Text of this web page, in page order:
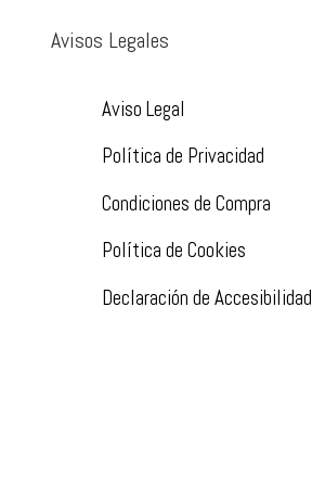
Avisos Legales
Aviso Legal
Política de Privacidad
Condiciones de Compra
Política de Cookies
Declaración de Accesibilidad